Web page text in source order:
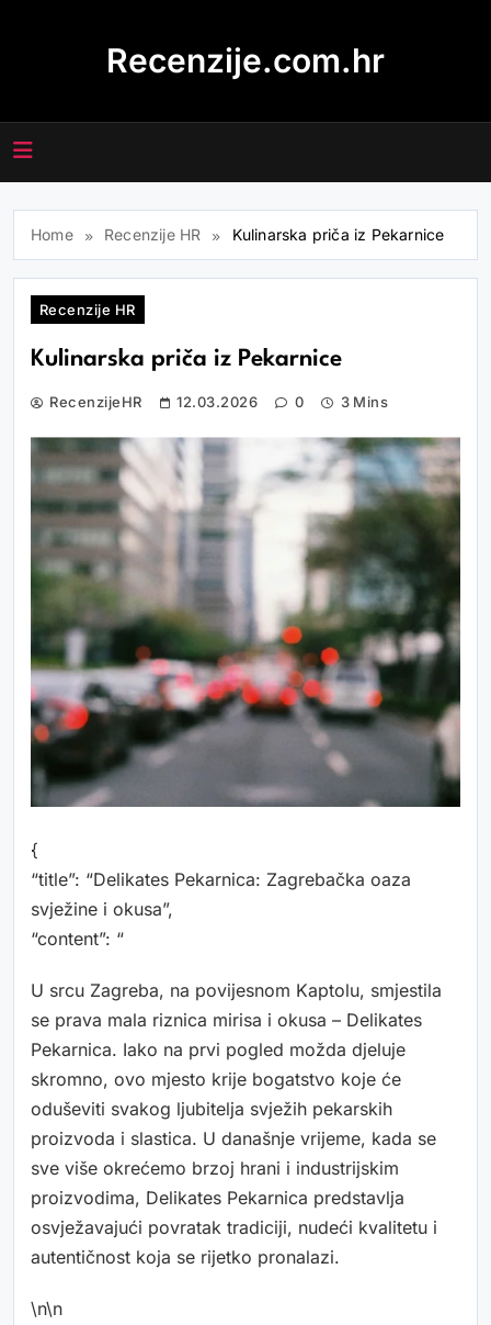
Recenzije.com.hr
Home Recenzije HR Kulinarska priča iz Pekarnice
Recenzije HR
Kulinarska priča iz Pekarnice
RecenzijeHR 12.03.2026 0 3 Mins
{
“title”: “Delikates Pekarnica: Zagrebačka oaza
svježine i okusa”,
“content”: “
U srcu Zagreba, na povijesnom Kaptolu, smjestila
se prava mala riznica mirisa i okusa – Delikates
Pekarnica. Iako na prvi pogled možda djeluje
skromno, ovo mjesto krije bogatstvo koje će
oduševiti svakog ljubitelja svježih pekarskih
proizvoda i slastica. U današnje vrijeme, kada se
sve više okrećemo brzoj hrani i industrijskim
proizvodima, Delikates Pekarnica predstavlja
osvježavajući povratak tradiciji, nudeći kvalitetu i
autentičnost koja se rijetko pronalazi.
\n\n